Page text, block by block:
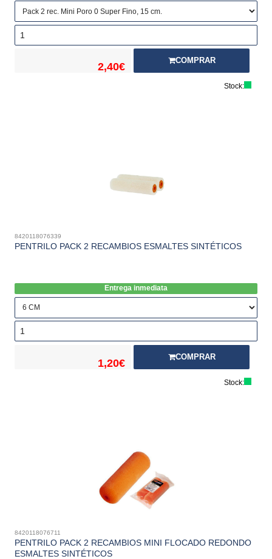
2,40€
COMPRAR
Stock:
8420118076339
PENTRILO PACK 2 RECAMBIOS ESMALTES SINTÉTICOS
Entrega inmediata
1,20€
COMPRAR
Stock:
8420118076711
PENTRILO PACK 2 RECAMBIOS MINI FLOCADO REDONDO
ESMALTES SINTÉTICOS